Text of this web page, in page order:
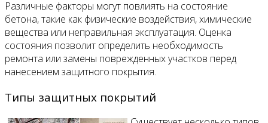
Различные факторы могут повлиять на состояние
бетона, такие как физические воздействия, химические
вещества или неправильная эксплуатация. Оценка
состояния позволит определить необходимость
ремонта или замены поврежденных участков перед
нанесением защитного покрытия.
Типы защитных покрытий